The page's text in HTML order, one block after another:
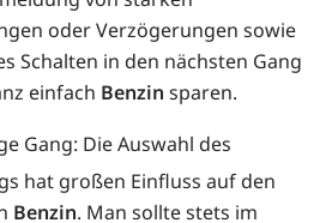
oder Verzögerungen sowie
Schalten in den nächsten Gang
einfach Benzin sparen.
Gang: Die Auswahl des
hat großen Einfluss auf den
Benzin. Man sollte stets im